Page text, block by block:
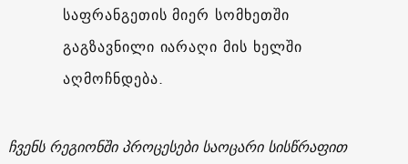
საფრანგეთის მიერ სომხეთში
გაგზავნილი იარაღი მის ხელში
აღმოჩნდება.
ჩვენს რეგიონში პროცესები საოცარი სისწრაფით